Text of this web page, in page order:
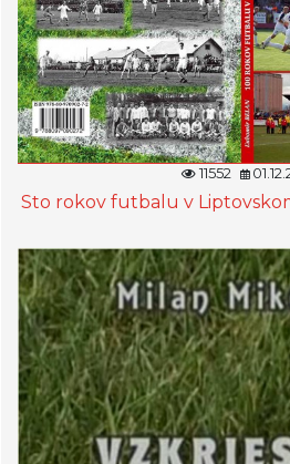
11552
Sto rokov futbalu v